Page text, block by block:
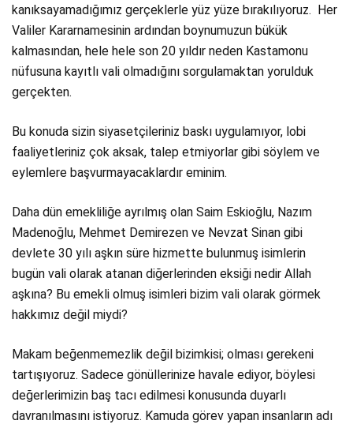
kanıksayamadığımız gerçeklerle yüz yüze bırakılıyoruz. Her
Valiler Kararnamesinin ardından boynumuzun bükük
kalmasından, hele hele son 20 yıldır neden Kastamonu
nüfusuna kayıtlı vali olmadığını sorgulamaktan yorulduk
gerçekten.
Bu konuda sizin siyasetçileriniz baskı uygulamıyor, lobi
faaliyetleriniz çok aksak, talep etmiyorlar gibi söylem ve
eylemlere başvurmayacaklardır eminim.
Daha dün emekliliğe ayrılmış olan Saim Eskioğlu, Nazım
Madenoğlu, Mehmet Demirezen ve Nevzat Sinan gibi
devlete 30 yılı aşkın süre hizmette bulunmuş isimlerin
bugün vali olarak atanan diğerlerinden eksiği nedir Allah
aşkına? Bu emekli olmuş isimleri bizim vali olarak görmek
hakkımız değil miydi?
Makam beğenmemezlik değil bizimkisi; olması gerekeni
tartışıyoruz. Sadece gönüllerinize havale ediyor, böylesi
değerlerimizin baş tacı edilmesi konusunda duyarlı
davranılmasını istiyoruz. Kamuda görev yapan insanların adı